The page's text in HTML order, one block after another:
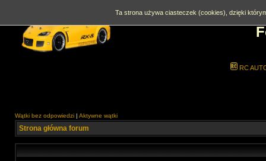
RC
Wątki bez odpowiedzi | Aktywne wątki
Strona główna forum
Ta strona używa ciasteczek (cookies), dzięki